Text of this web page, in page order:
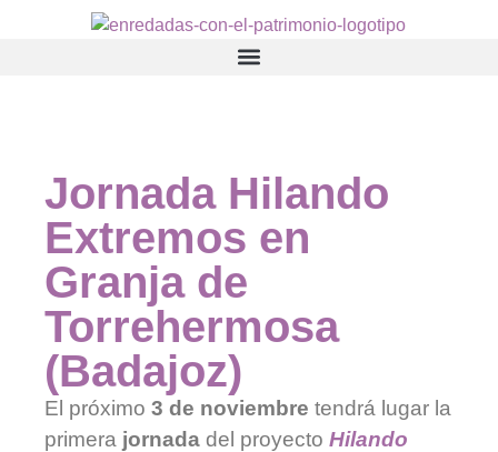
Jornada Hilando
Extremos en
Granja de
Torrehermosa
(Badajoz)
El próximo 3 de noviembre tendrá lugar la
primera jornada del proyecto Hilando